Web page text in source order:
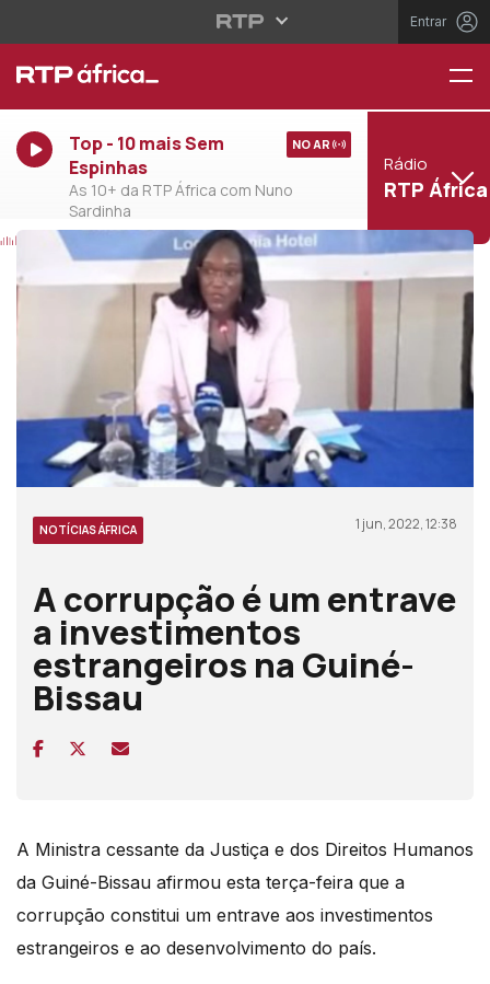
Entrar
Top - 10 mais Sem
Espinhas
As 10+ da RTP África com Nuno
Sardinha
NO AR
Rádio
RTP África
NOTÍCIAS ÁFRICA 1 jun, 2022, 12:38
A corrupção é um entrave
a investimentos
estrangeiros na Guiné-
Bissau
A Ministra cessante da Justiça e dos Direitos Humanos
da Guiné-Bissau afirmou esta terça-feira que a
corrupção constitui um entrave aos investimentos
estrangeiros e ao desenvolvimento do país.